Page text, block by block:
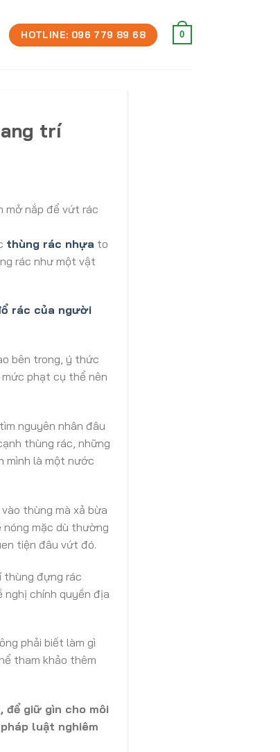
HOTLINE: 096 779 89 68 0
trí
mở nắp để vứt rác
thùng rác nhựa to
rác như một vật
rác của người
bên trong, ý thức
phạt cụ thể nên
nguyên nhân đâu
thùng rác, những
mình là một nước
thùng mà xả bừa
nóng mặc dù thường
tiện đâu vứt đó.
thùng đựng rác
nghị chính quyền địa
phải biết làm gì
tham khảo thêm
để giữ gìn cho môi
luật nghiêm